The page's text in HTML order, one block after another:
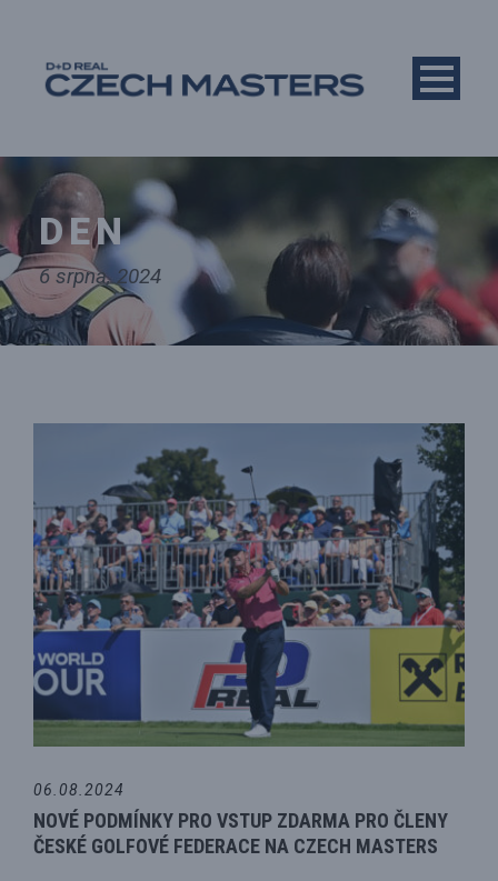
DEN
6 srpna, 2024
06.08.2024
NOVÉ PODMÍNKY PRO VSTUP ZDARMA PRO ČLENY
ČESKÉ GOLFOVÉ FEDERACE NA CZECH MASTERS